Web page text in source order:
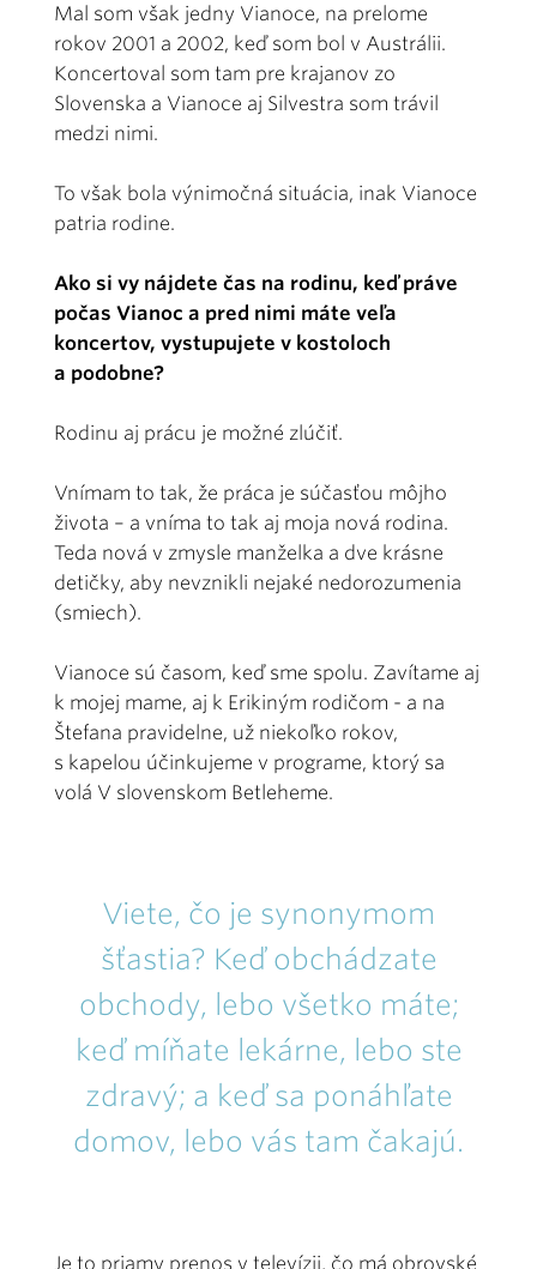
Mal som však jedny Vianoce, na prelome
rokov 2001 a 2002, keď som bol v Austrálii.
Koncertoval som tam pre krajanov zo
Slovenska a Vianoce aj Silvestra som trávil
medzi nimi.
To však bola výnimočná situácia, inak Vianoce
patria rodine.
Ako si vy nájdete čas na rodinu, keď práve
počas Vianoc a pred nimi máte veľa
koncertov, vystupujete v kostoloch
a podobne?
Rodinu aj prácu je možné zlúčiť.
Vnímam to tak, že práca je súčasťou môjho
života – a vníma to tak aj moja nová rodina.
Teda nová v zmysle manželka a dve krásne
detičky, aby nevznikli nejaké nedorozumenia
(smiech).
Vianoce sú časom, keď sme spolu. Zavítame aj
k mojej mame, aj k Erikiným rodičom - a na
Štefana pravidelne, už niekoľko rokov,
s kapelou účinkujeme v programe, ktorý sa
volá V slovenskom Betleheme.
Viete, čo je synonymom
šťastia? Keď obchádzate
obchody, lebo všetko máte;
keď míňate lekárne, lebo ste
zdravý; a keď sa ponáhľate
domov, lebo vás tam čakajú.
Je to priamy prenos v televízii, čo má obrovské